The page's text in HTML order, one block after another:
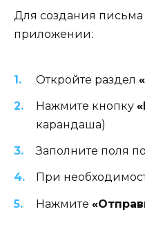
Для создания
приложении:
Откройте раздел
Нажмите кнопку
карандаша)
Заполните поля
При
Нажмите